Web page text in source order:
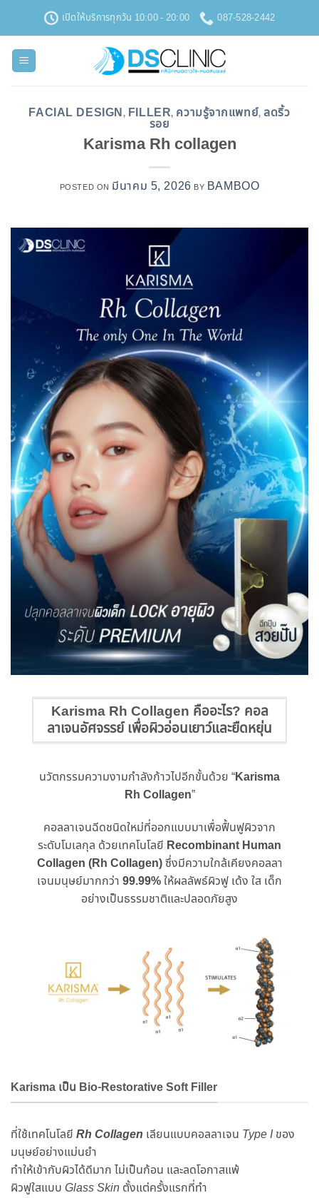
เนื้อหา
เปิดให้บริการทุกวัน 10:00 - 20:00 087-528-2442
FACIAL DESIGN, FILLER, ความรู้จากแพทย์,ลดริ้ว
รอย
Karisma Rh collagen
POSTED ON มีนาคม 5, 2026 BY BAMBOO
Karisma Rh Collagen คืออะไร? คอล
ลาเจนอัศจรรย์ เพื่อผิวอ่อนเยาว์และยืดหยุ่น
นวัตกรรมความงามกำลังก้าวไปอีกขั้นด้วย “Karisma
Rh Collagen”
คอลลาเจนฉีดชนิดใหม่ที่ออกแบบมาเพื่อฟื้นฟูผิวจาก
ระดับโมเลกุล ด้วยเทคโนโลยี Recombinant Human
Collagen (Rh Collagen)ซึ่งมีความใกล้เคียงคอลลา
เจนมนุษย์มากกว่า 99.99%ให้ผลลัพธ์ผิวฟู เด้ง ใส เด็ก
อย่างเป็นธรรมชาติและปลอดภัยสูง
Karisma เป็น Bio-Restorative Soft Filler
ที่ใช้เทคโนโลยี Rh Collagen เลียนแบบคอลลาเจน Type Iของ
มนุษย์อย่างแม่นยำ
ทำให้เข้ากับผิวได้ดีมาก ไม่เป็นก้อน และลดโอกาสแพ้
ผิวฟูใสแบบ Glass Skin ตั้งแต่ครั้งแรกที่ทำ